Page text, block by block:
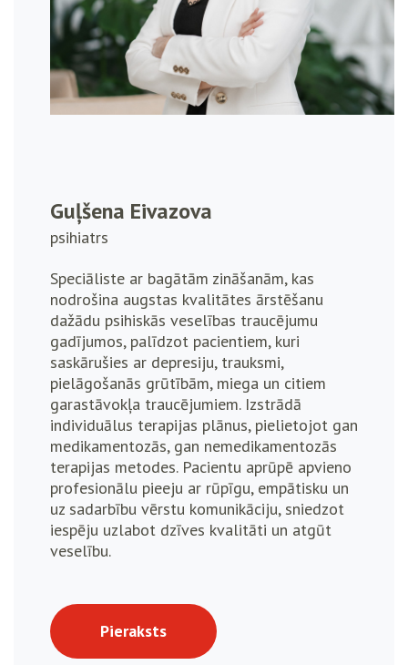
Guļšena Eivazova
psihiatrs
Speciāliste ar bagātām zināšanām, kas
nodrošina augstas kvalitātes ārstēšanu
dažādu psihiskās veselības traucējumu
gadījumos, palīdzot pacientiem, kuri
saskārušies ar depresiju, trauksmi,
pielāgošanās grūtībām, miega un citiem
garastāvokļa traucējumiem. Izstrādā
individuālus terapijas plānus, pielietojot gan
medikamentozās, gan nemedikamentozās
terapijas metodes. Pacientu aprūpē apvieno
profesionālu pieeju ar rūpīgu, empātisku un
uz sadarbību vērstu komunikāciju, sniedzot
iespēju uzlabot dzīves kvalitāti un atgūt
veselību.
Pieraksts